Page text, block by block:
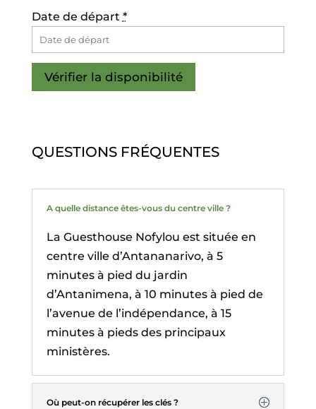
Date de départ *
QUESTIONS FRÉQUENTES
A quelle distance êtes-vous du centre ville ?
La Guesthouse Nofylou est située en
centre ville d’Antananarivo, à 5
minutes à pied du jardin
d’Antanimena, à 10 minutes à pied de
l’avenue de l’indépendance, à 15
minutes à pieds des principaux
ministères.
Où peut-on récupérer les clés ?